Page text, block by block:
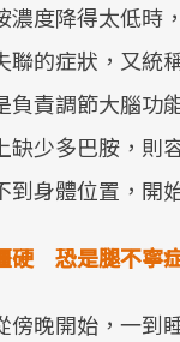
濃度降得太低時
聯的症狀，又統
負責調節大腦功
缺少多巴胺，則
到身體位置，開
硬 恐是腿不寧
傍晚開始，一到